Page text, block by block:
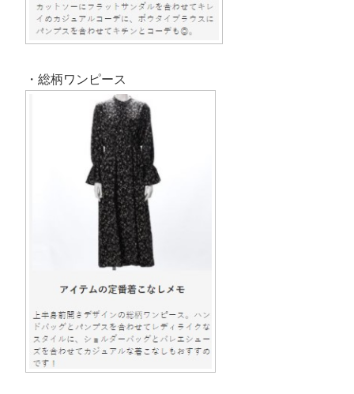
・総柄ワンピース